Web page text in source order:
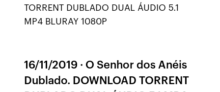
TORRENT DUBLADO DUAL ÁUDIO 5.1
MP4 BLURAY 1080P
16/11/2019 · O Senhor dos Anéis
Dublado. DOWNLOAD TORRENT